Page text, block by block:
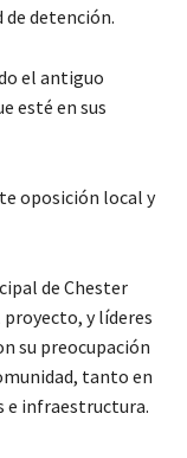
detención.
el antiguo
esté en sus
oposición local y
de Chester
y líderes
su preocupación
tanto en
e infraestructura.